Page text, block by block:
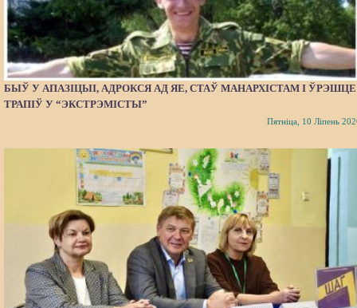
БЫЎ У АПАЗІЦЫІ, АДРОКСЯ АД ЯЕ, СТАЎ МАНАРХІСТАМ І ЎРЭШЦЕ
ТРАПІЎ У “ЭКСТРЭМІСТЫ”
Пятніца, 10 Ліпень